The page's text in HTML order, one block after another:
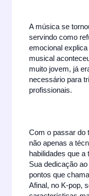
A música se
servindo como
emocional
musical
muito jovem, já
necessário para
profissionais.
Com o passar do
não apenas a
habilidades que
Sua dedicação
pontos que
Afinal, no K-pop,